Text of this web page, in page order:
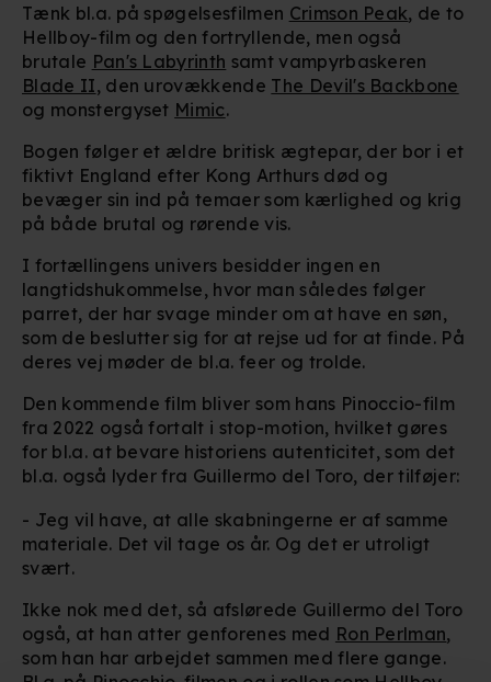
Tænk bl.a. på spøgelsesfilmen Crimson Peak, de to
Hellboy-film og den fortryllende, men også
brutale Pan's Labyrinth samt vampyrbaskeren
Blade II, den urovækkende The Devil's Backbone
og monstergyset Mimic.
Bogen følger et ældre britisk ægtepar, der bor i et
fiktivt England efter Kong Arthurs død og
bevæger sin ind på temaer som kærlighed og krig
på både brutal og rørende vis.
I fortællingens univers besidder ingen en
langtidshukommelse, hvor man således følger
parret, der har svage minder om at have en søn,
som de beslutter sig for at rejse ud for at finde. På
deres vej møder de bl.a. feer og trolde.
Den kommende film bliver som hans Pinoccio-film
fra 2022 også fortalt i stop-motion, hvilket gøres
for bl.a. at bevare historiens autenticitet, som det
bl.a. også lyder fra Guillermo del Toro, der tilføjer:
- Jeg vil have, at alle skabningerne er af samme
materiale. Det vil tage os år. Og det er utroligt
svært.
Ikke nok med det, så afslørede Guillermo del Toro
også, at han atter genforenes med Ron Perlman,
som han har arbejdet sammen med flere gange.